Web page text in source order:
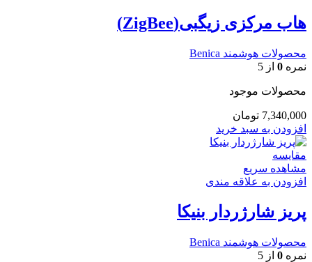
هاب مرکزی زیگبی(ZigBee)
محصولات هوشمند Benica
نمره 0 از 5
محصولات موجود
7,340,000 تومان
افزودن به سبد خرید
مقایسه
مشاهده سریع
افزودن به علاقه مندی
پریز شارژردار بنیکا
محصولات هوشمند Benica
نمره 0 از 5